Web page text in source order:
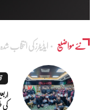
نئے مواضیع ایڈٰیٹرز کی انتخاب شدہ